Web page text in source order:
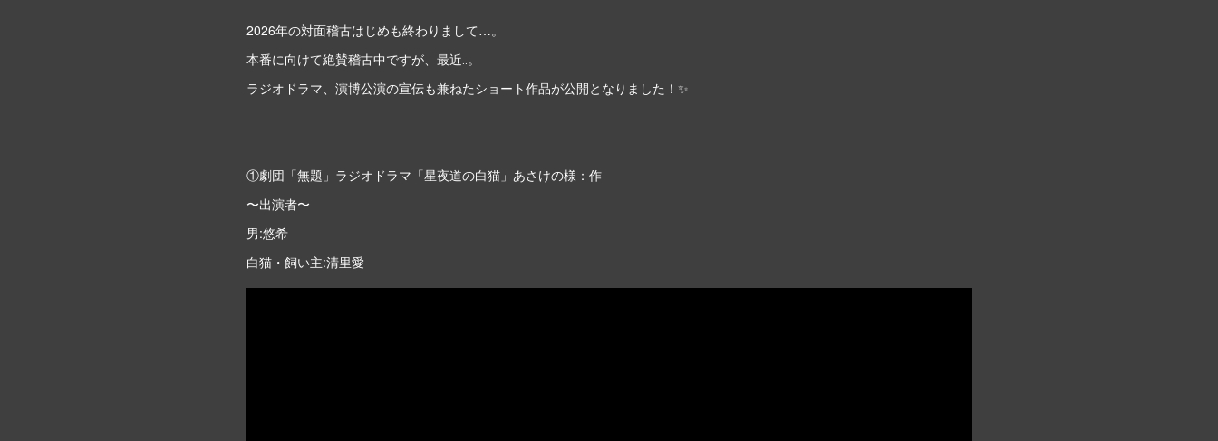
2026年の対面稽古はじめも終わりまして…。
本番に向けて絶賛稽古中ですが、最近‥。
ラジオドラマ、演博公演の宣伝も兼ねたショート作品が公開となりました！✨
①劇団「無題」ラジオドラマ「星夜道の白猫」あさけの様：作
〜出演者〜
男:悠希
白猫・飼い主:清里愛